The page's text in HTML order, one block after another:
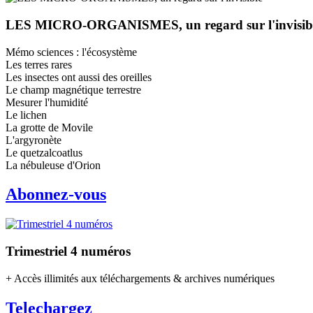
LES MICRO-ORGANISMES, un regard sur
Mémo sciences : l'écosystème
Les terres rares
Les insectes ont aussi des oreilles
Le champ magnétique terrestre
Mesurer l'humidité
Le lichen
La grotte de Movile
L'argyronète
Le quetzalcoatlus
La nébuleuse d'Orion
Abonnez-vous
Trimestriel 4 numéros
+ Accès illimités aux téléchargements & archives numériques
Telechargez